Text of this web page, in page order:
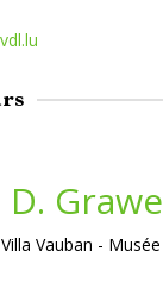
Grawe
Vauban - Musée